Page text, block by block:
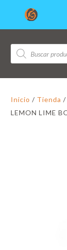
Búsqueda
de
productos
Inicio / Tienda
LEMON LIME